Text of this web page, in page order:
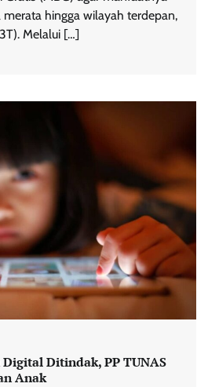
merata hingga wilayah terdepan,
Melalui […]
Ditindak, PP TUNAS
Anak